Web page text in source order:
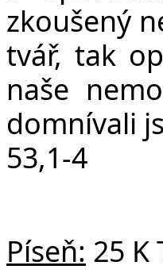
zkoušený
tvář, tak
naše
domnívali
53,1-4
Píseň: 25 K